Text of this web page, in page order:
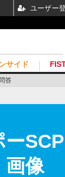
答
サイド
画像
ユーザー